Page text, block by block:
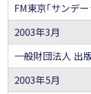
FM東京｢サンデ
2003年3月
一般財団法人 出
2003年5月